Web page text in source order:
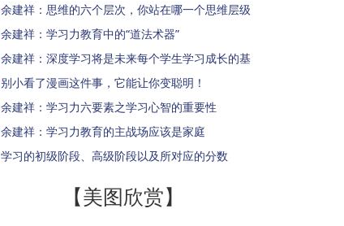
余建祥：思维的六个层次，你站在哪一个思维层级
余建祥：学习力教育中的“道法术器”
余建祥：深度学习将是未来每个学生学习成长的基
别小看了漫画这件事，它能让你变聪明！
余建祥：学习力六要素之学习心智的重要性
余建祥：学习力教育的主战场应该是家庭
学习的初级阶段、高级阶段以及所对应的分数
【美图欣赏】